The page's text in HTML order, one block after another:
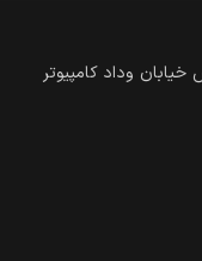
وداد کامپیوتر